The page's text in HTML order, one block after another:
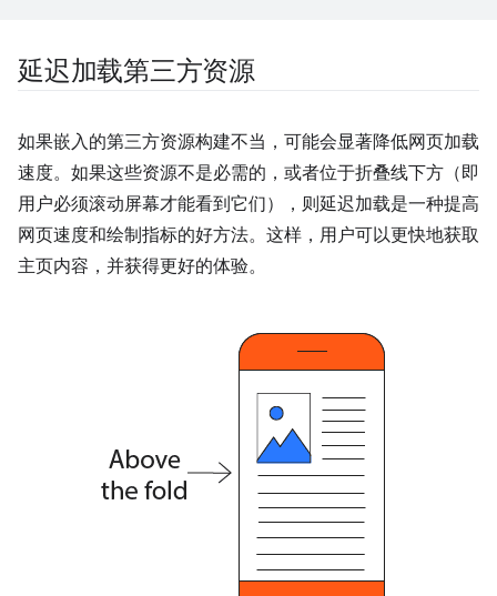
延迟加载第三方资源
如果嵌入的第三方资源构建不当，可能会显著降低网页加载
速度。如果这些资源不是必需的，或者位于折叠线下方（即
用户必须滚动屏幕才能看到它们），则延迟加载是一种提高
网页速度和绘制指标的好方法。这样，用户可以更快地获取
主页内容，并获得更好的体验。